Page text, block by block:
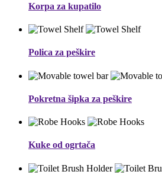
Korpa za kupatilo
Polica za peškire
Pokretna šipka za peškire
Kuke od ogrtača